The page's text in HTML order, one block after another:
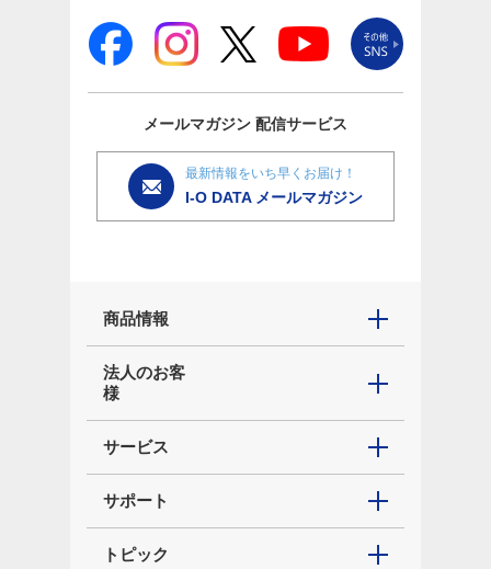
メールマガジン 配信サービス
最新情報をいち早くお届け！
I-O DATA メールマガジン
商品情報
法人のお客
様
サービス
サポート
トピック